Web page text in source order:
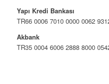
Yapı Kredi Bankası
TR66 0006 7010 0000 0062
Akbank
TR35 0004 6006 2888 8000